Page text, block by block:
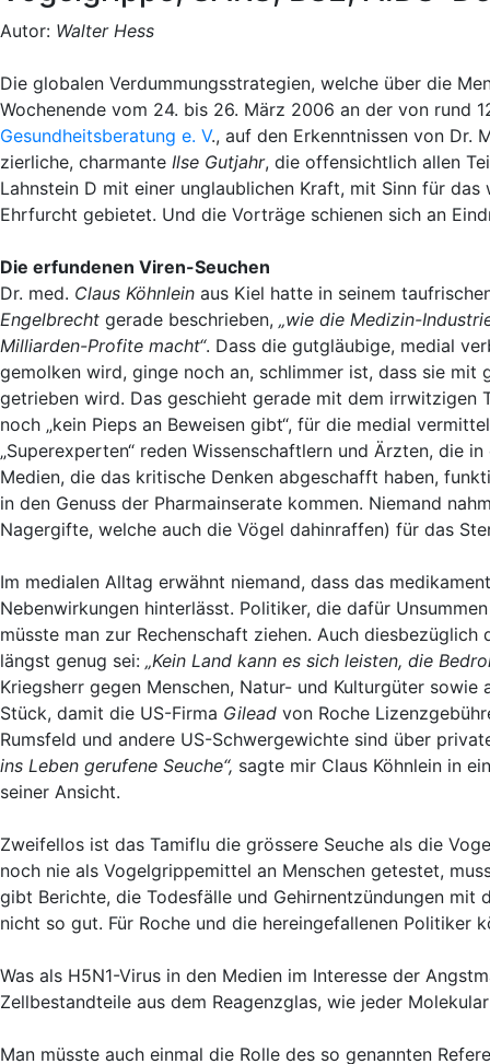
Autor: Walter Hess
Die globalen Verdummungsstrategien, welche über die
Wochenende vom 24. bis 26. März 2006 an der von rund
Gesundheitsberatung e. V., auf den Erkenntnissen von Dr.
zierliche, charmante Ilse Gutjahr, die offensichtlich allen
Lahnstein D mit einer unglaublichen Kraft, mit Sinn für
Ehrfurcht gebietet. Und die Vorträge schienen sich an
Die erfundenen Viren-Seuchen
Dr. med. Claus Köhnlein aus Kiel hatte in seinem
Engelbrecht gerade beschrieben, „wie die Medizin-
Milliarden-Profite macht“. Dass die gutgläubige, medial
gemolken wird, ginge noch an, schlimmer ist, dass sie mit
getrieben wird. Das geschieht gerade mit dem irrwitzigen
noch „kein Pieps an Beweisen gibt“, für die medial
„Superexperten“ reden Wissenschaftlern und Ärzten, die
Medien, die das kritische Denken abgeschafft haben,
in den Genuss der Pharmainserate kommen. Niemand
Nagergifte, welche auch die Vögel dahinraffen) für das
Im medialen Alltag erwähnt niemand, dass das
Nebenwirkungen hinterlässt. Politiker, die dafür
müsste man zur Rechenschaft ziehen. Auch diesbezüglich
längst genug sei: „Kein Land kann es sich leisten, die
Kriegsherr gegen Menschen, Natur- und Kulturgüter
Stück, damit die US-Firma Gilead von Roche
Rumsfeld und andere US-Schwergewichte sind über
ins Leben gerufene Seuche“, sagte mir Claus Köhnlein in
seiner Ansicht.
Zweifellos ist das Tamiflu die grössere Seuche als die
noch nie als Vogelgrippemittel an Menschen getestet,
gibt Berichte, die Todesfälle und Gehirnentzündungen mit
nicht so gut. Für Roche und die hereingefallenen Politiker
Was als H5N1-Virus in den Medien im Interesse der
Zellbestandteile aus dem Reagenzglas, wie jeder
Man müsste auch einmal die Rolle des so genannten